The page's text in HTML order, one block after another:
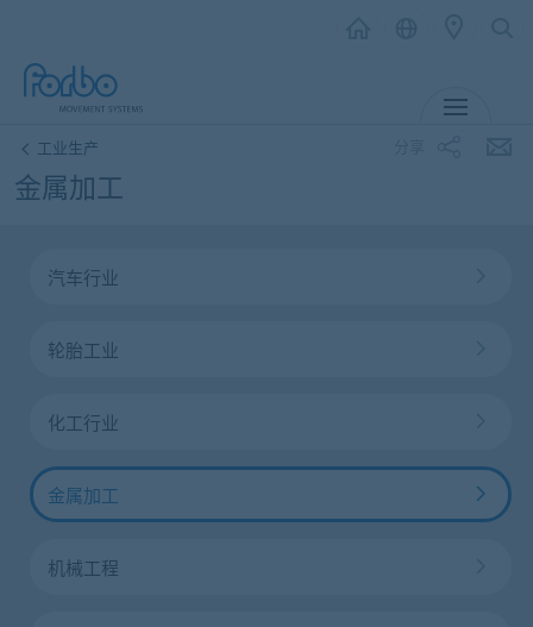
工业生产
金属加工
汽车行业
轮胎工业
化工行业
金属加工
机械工程